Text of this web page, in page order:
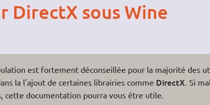
DirectX sous Wine
est fortement déconseillée pour la majorité des
la l'ajout de certaines librairies comme DirectX . Si
cette documentation pourra vous être utile.